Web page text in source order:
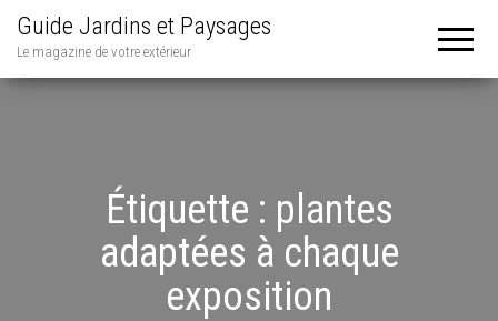
Guide Jardins et Paysages
Le magazine de votre extérieur
Étiquette : plantes
adaptées à chaque
exposition